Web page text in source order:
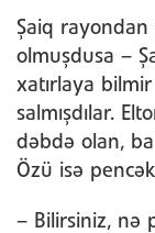
Şaiq rayondan
olmuşdusa –
xatırlaya
salmışdılar.
dəbdə olan,
Özü isə
– Bilirsiniz, nə